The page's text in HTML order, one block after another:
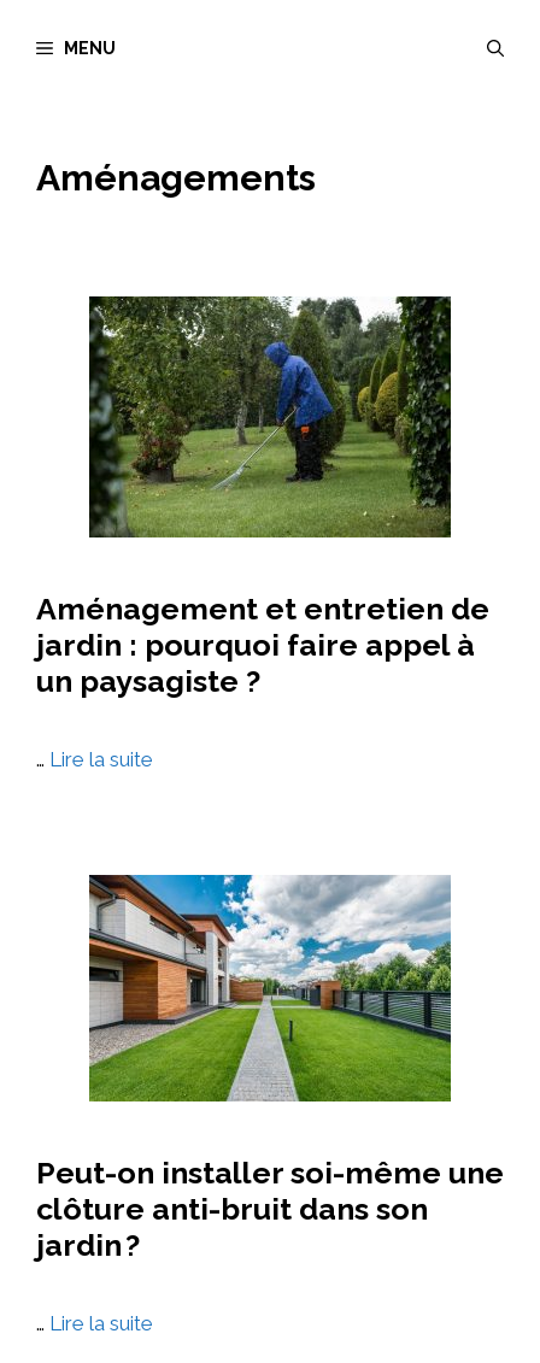
MENU
Aménagements
Aménagement et entretien de
jardin : pourquoi faire appel à
un paysagiste ?
… Lire la suite
Peut-on installer soi-même une
clôture anti-bruit dans son
jardin ?
… Lire la suite